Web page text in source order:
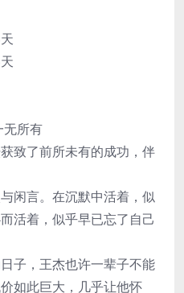
所有
了前所未有的成功，伴
言。在沉默中活着，似
活着，似乎早已忘了自己
，王杰也许一辈子不能
如此巨大，几乎让他怀